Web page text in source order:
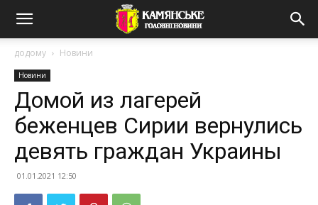
додому Новини
Новини
Домой из лагерей
беженцев Сирии вернулись
девять граждан Украины
01.01.2021 12:50